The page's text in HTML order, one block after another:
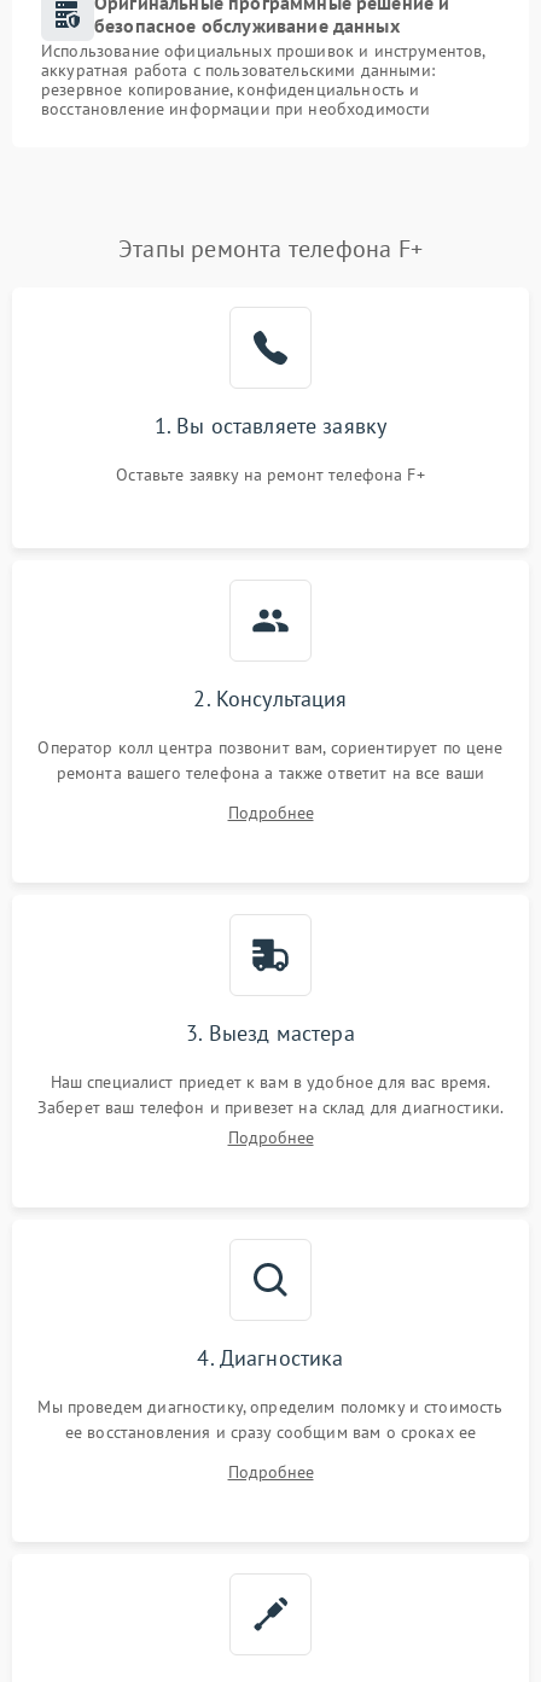
безопасное обслуживание данных
Использование официальных прошивок и инструментов,
аккуратная работа с пользовательскими данными:
резервное копирование, конфиденциальность и
восстановление информации при необходимости
Этапы ремонта телефона F+
1. Вы оставляете заявку
Оставьте заявку на ремонт телефона F+
2. Консультация
Оператор колл центра позвонит вам, сориентирует по цене
ремонта вашего телефона а также ответит на все ваши
Подробнее
3. Выезд мастера
Наш специалист приедет к вам в удобное для вас время.
Заберет ваш телефон и привезет на склад для диагностики.
Подробнее
4. Диагностика
Мы проведем диагностику, определим поломку и стоимость
ее восстановления и сразу сообщим вам о сроках ее
Подробнее